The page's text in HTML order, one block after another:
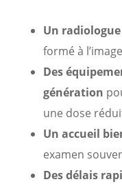
Un
formé à
Des
génération
une dose
Un accueil
examen
Des délais